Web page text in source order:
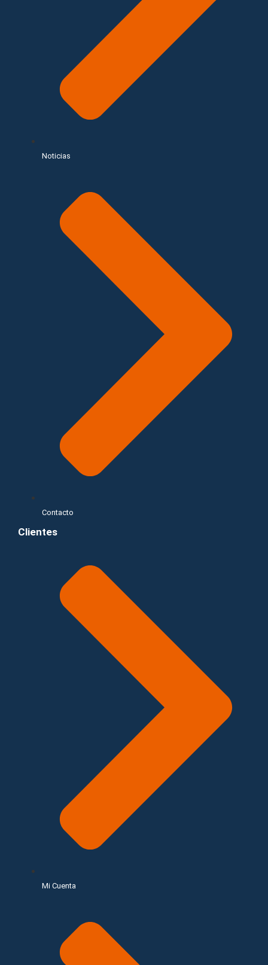
Noticias
Contacto
Clientes
Mi Cuenta